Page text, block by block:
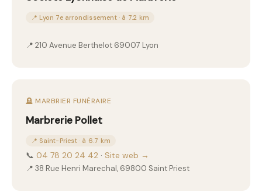
📍 Lyon 7e arrondissement · à 7.2 km
📍 210 Avenue Berthelot 69007 Lyon
🪦 MARBRIER FUNÉRAIRE
Marbrerie Pollet
📍 Saint-Priest · à 6.7 km
📞 04 78 20 24 42 · Site web →
📍 38 Rue Henri Marechal, 69800 Saint Priest